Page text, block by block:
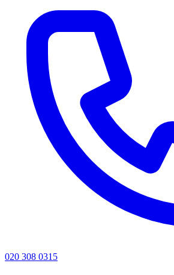
020 308 0315